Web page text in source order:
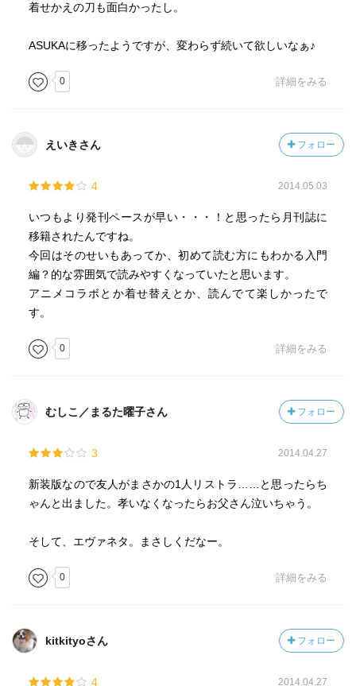
着せかえの刀も面白かったし。
ASUKAに移ったようですが、変わらず続いて欲しいなぁ♪
0 詳細をみる
えいきさん フォロー
4 2014.05.03
いつもより発刊ペースが早い・・・！と思ったら月刊誌に
移籍されたんですね。
今回はそのせいもあってか、初めて読む方にもわかる入門
編？的な雰囲気で読みやすくなっていたと思います。
アニメコラボとか着せ替えとか、読んでて楽しかったで
す。
0 詳細をみる
むしこ／まるた曜子さん フォロー
3 2014.04.27
新装版なので友人がまさかの1人リストラ……と思ったらち
ゃんと出ました。孝いなくなったらお父さん泣いちゃう。
そして、エヴァネタ。まさしくだなー。
0 詳細をみる
kitkityoさん フォロー
4 2014.04.27